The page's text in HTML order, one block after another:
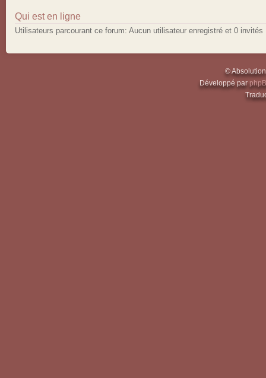
Qui est en ligne
Utilisateurs parcourant ce forum: Aucun utilisateur enregistré et 0 invités
©
Développé par